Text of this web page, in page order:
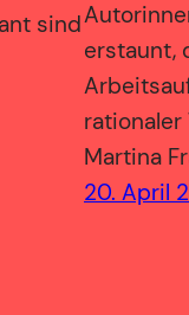
sind
erstaunt,
rationaler
Martina
20. April